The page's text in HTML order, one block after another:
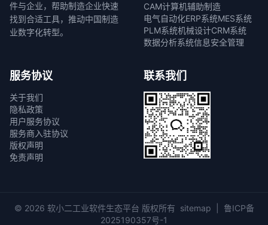
件与企业，帮助制造企业快速
找到合适工具，推动中国制造
业数字化转型。
CAM计算机辅助制造
电气自动化ERP系统MES系统
PLM系统机械设计CRM系统
数据分析系统信息安全管理
服务协议
关于我们
隐私政策
用户服务协议
服务商入驻协议
版权声明
免责声明
联系我们
© 2026 软小二工业软件生态平台 版权所有 sitemap
鲁ICP备
2025190357号-1